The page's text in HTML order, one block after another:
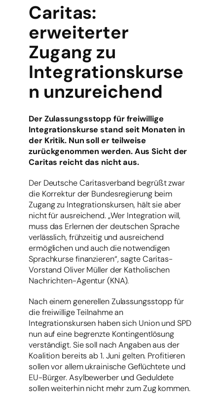
Caritas:
erweiterter
Zugang zu
Integrationskurse
n unzureichend
Der Zulassungsstopp für freiwillige
Integrationskurse stand seit Monaten in
der Kritik. Nun soll er teilweise
zurückgenommen werden. Aus Sicht der
Caritas reicht das nicht aus.
Der Deutsche Caritasverband begrüßt zwar
die Korrektur der Bundesregierung beim
Zugang zu Integrationskursen, hält sie aber
nicht für ausreichend. „Wer Integration will,
muss das Erlernen der deutschen Sprache
verlässlich, frühzeitig und ausreichend
ermöglichen und auch die notwendigen
Sprachkurse finanzieren“, sagte Caritas-
Vorstand Oliver Müller der Katholischen
Nachrichten-Agentur (KNA).
Nach einem generellen Zulassungsstopp für
die freiwillige Teilnahme an
Integrationskursen haben sich Union und SPD
nun auf eine begrenzte Kontingentlösung
verständigt. Sie soll nach Angaben aus der
Koalition bereits ab 1. Juni gelten. Profitieren
sollen vor allem ukrainische Geflüchtete und
EU-Bürger. Asylbewerber und Geduldete
sollen weiterhin nicht mehr zum Zug kommen.